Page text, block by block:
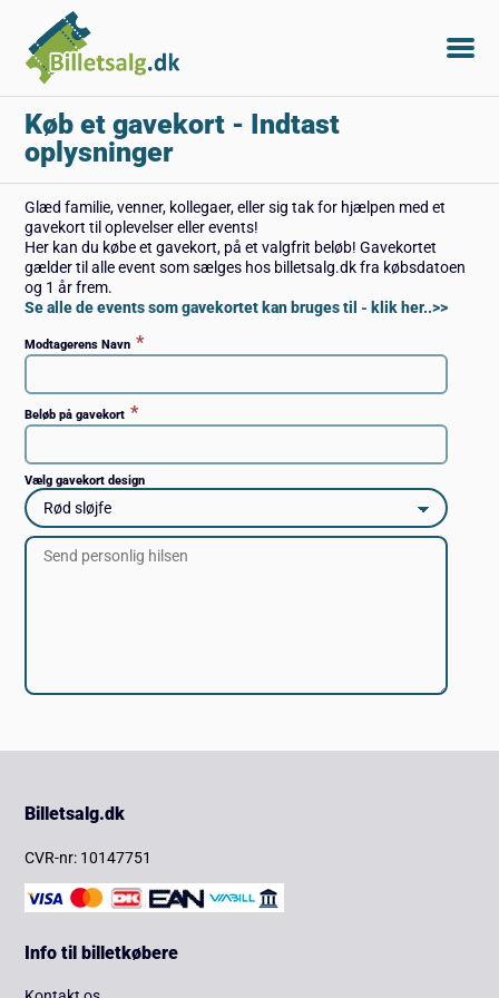
Køb et gavekort - Indtast
oplysninger
Glæd familie, venner, kollegaer, eller sig tak for hjælpen med et
gavekort til oplevelser eller events!
Her kan du købe et gavekort, på et valgfrit beløb! Gavekortet
gælder til alle event som sælges hos billetsalg.dk fra købsdatoen
og 1 år frem.
Se alle de events som gavekortet kan bruges til - klik her..>>
Modtagerens Navn *
Beløb på gavekort *
Vælg gavekort design
Billetsalg.dk
CVR-nr: 10147751
Info til billetkøbere